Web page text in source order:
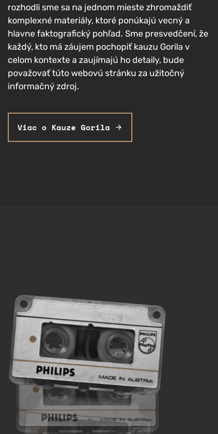
rozhodli sme sa na jednom mieste zhromaždiť
komplexné materiály, ktoré ponúkajú vecný a
hlavne faktografický pohľad. Sme presvedčení, že
každý, kto má záujem pochopiť kauzu Gorila v
celom kontexte a zaujímajú ho detaily, bude
považovať túto webovú stránku za užitočný
informačný zdroj.
Viac o Kauze Gorila